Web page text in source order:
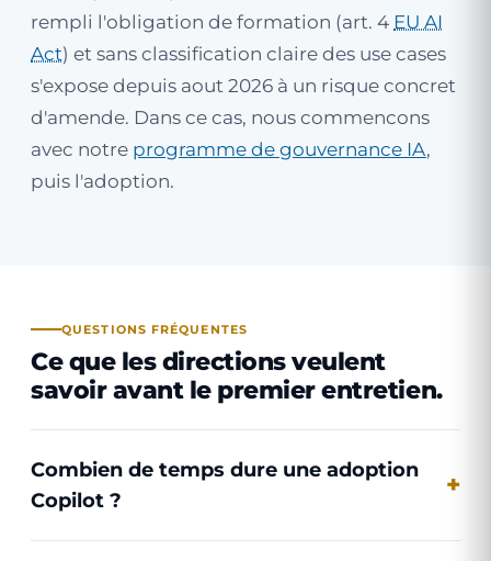
rempli l'obligation de formation (art. 4 EU AI
Act) et sans classification claire des use cases
s'expose depuis aout 2026 à un risque concret
d'amende. Dans ce cas, nous commencons
avec notre programme de gouvernance IA,
puis l'adoption.
QUESTIONS FRÉQUENTES
Ce que les directions veulent
savoir avant le premier entretien.
Combien de temps dure une adoption
Copilot ?